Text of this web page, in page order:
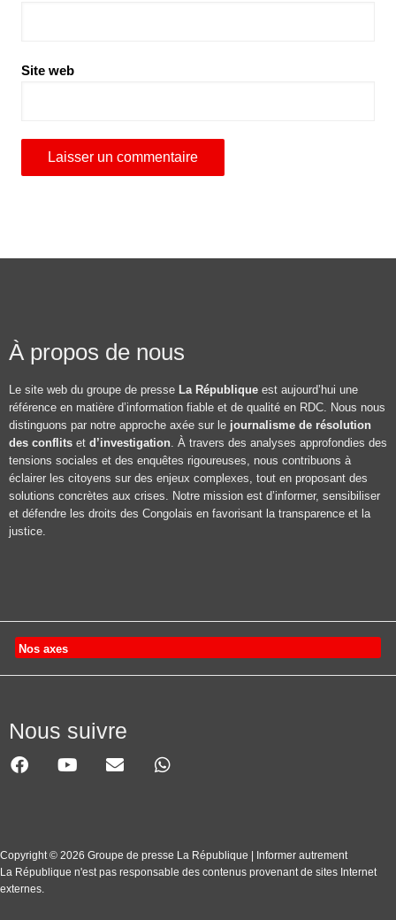
Site web
À propos de nous
Le site web du groupe de presse La République est aujourd’hui une
référence en matière d’information fiable et de qualité en RDC. Nous nous
distinguons par notre approche axée sur le journalisme de résolution
des conflits et d’investigation. À travers des analyses approfondies des
tensions sociales et des enquêtes rigoureuses, nous contribuons à
éclairer les citoyens sur des enjeux complexes, tout en proposant des
solutions concrètes aux crises. Notre mission est d’informer, sensibiliser
et défendre les droits des Congolais en favorisant la transparence et la
justice.
Nos axes
Nous suivre
Copyright © 2026 Groupe de presse La République | Informer autrement
La République n'est pas responsable des contenus provenant de sites Internet
externes.